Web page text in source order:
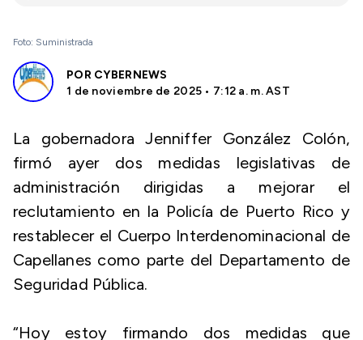
Foto: Suministrada
POR CYBERNEWS
1 de noviembre de 2025 • 7:12 a. m. AST
La gobernadora Jenniffer González Colón,
firmó ayer dos medidas legislativas de
administración dirigidas a mejorar el
reclutamiento en la Policía de Puerto Rico y
restablecer el Cuerpo Interdenominacional de
Capellanes como parte del Departamento de
Seguridad Pública.
“Hoy estoy firmando dos medidas que